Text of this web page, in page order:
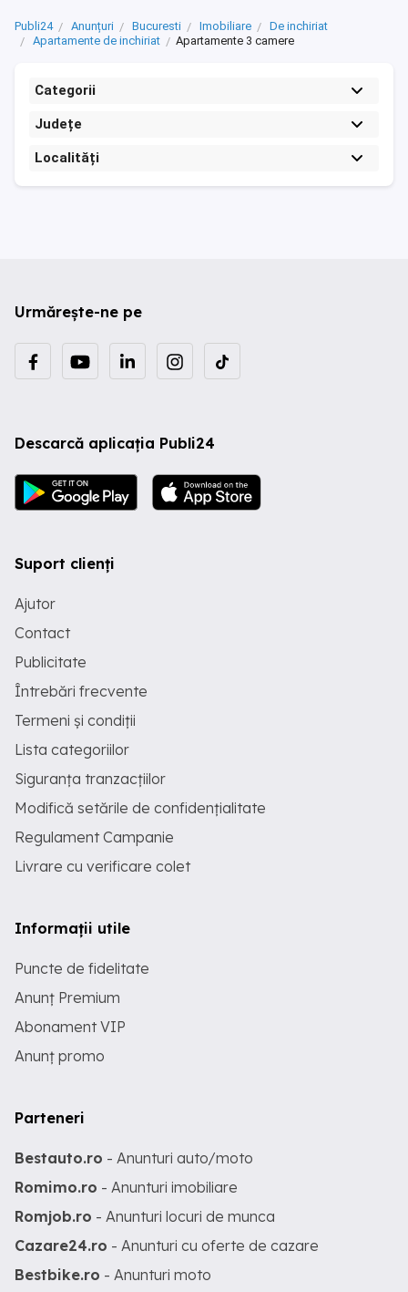
Publi24 Anunțuri Bucuresti Imobiliare
De inchiriat
Apartamente de inchiriat
Apartamente 3 camere
Categorii
Județe
Localități
Urmărește-ne pe
Descarcă aplicația Publi24
Suport clienți
Ajutor
Contact
Publicitate
Întrebări frecvente
Termeni și condiții
Lista categoriilor
Siguranța tranzacțiilor
Modifică setările de confidențialitate
Regulament Campanie
Livrare cu verificare colet
Informații utile
Puncte de fidelitate
Anunț Premium
Abonament VIP
Anunț promo
Parteneri
Bestauto.ro - Anunturi auto/moto
Romimo.ro - Anunturi imobiliare
Romjob.ro - Anunturi locuri de munca
Cazare24.ro - Anunturi cu oferte de cazare
Bestbike.ro - Anunturi moto